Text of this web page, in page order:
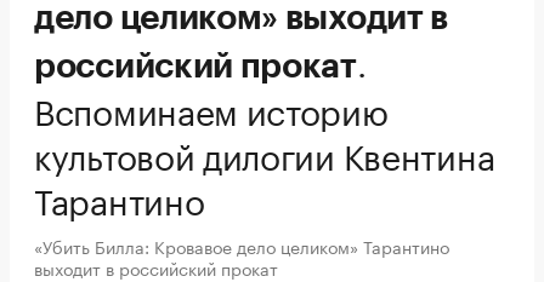
дело целиком» выходит в
российский прокат.
Вспоминаем историю
культовой дилогии Квентина
Тарантино
«Убить Билла: Кровавое дело целиком» Тарантино
выходит в российский прокат